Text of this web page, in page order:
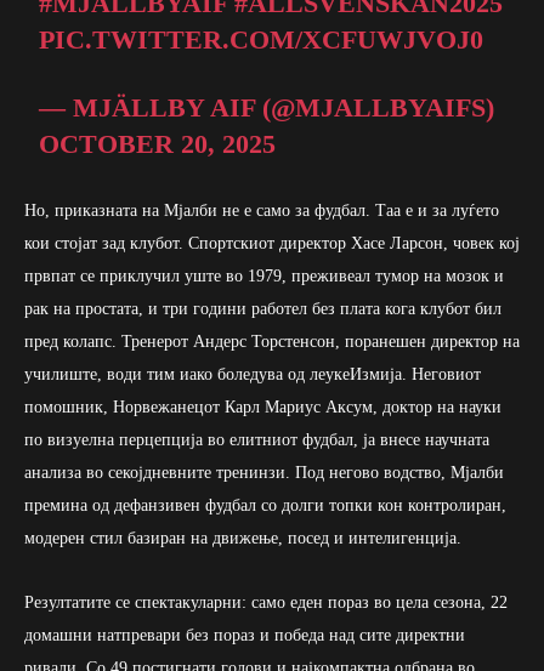
PIC.TWITTER.COM/XCFUWJVOJ0
— MJÄLLBY AIF (@MJALLBYAIFS)
OCTOBER 20, 2025
Но, приказната на Мјалби не е само за фудбал. Таа е и за луѓето
кои стојат зад клубот. Спортскиот директор Хасе Ларсон, човек кој
првпат се приклучил уште во 1979, преживеал тумор на мозок и
рак на простата, и три години работел без плата кога клубот бил
пред колапс. Тренерот Андерс Торстенсон, поранешен директор на
училиште, води тим иако боледува од леукеИзмија. Неговиот
помошник, Норвежанецот Карл Мариус Аксум, доктор на науки
по визуелна перцепција во елитниот фудбал, ја внесе научната
анализа во секојдневните тренинзи. Под негово водство, Мјалби
премина од дефанзивен фудбал со долги топки кон контролиран,
модерен стил базиран на движење, посед и интелигенција.
Резултатите се спектакуларни: само еден пораз во цела сезона, 22
домашни натпревари без пораз и победа над сите директни